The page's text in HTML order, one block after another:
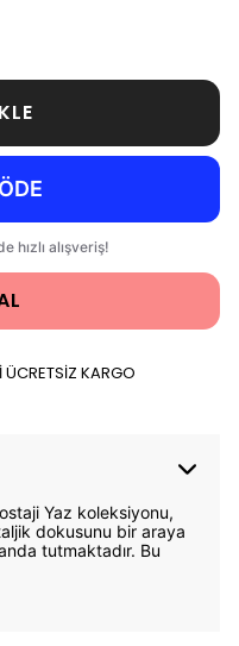
ÜCRETSİZ KARGO
Yaz koleksiyonu,
dokusunu bir araya
tutmaktadır. Bu